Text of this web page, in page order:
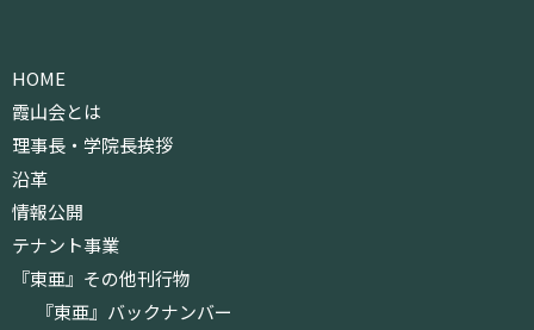
HOME
霞山会とは
理事長・学院長挨拶
沿革
情報公開
テナント事業
『東亜』その他刊行物
『東亜』バックナンバー